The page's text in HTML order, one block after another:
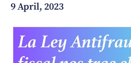
9 April, 2023